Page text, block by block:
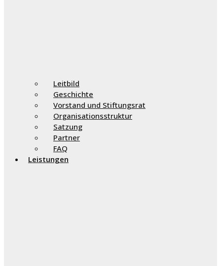
Leitbild
Geschichte
Vorstand und Stiftungsrat
Organisationsstruktur
Satzung
Partner
FAQ
Leistungen